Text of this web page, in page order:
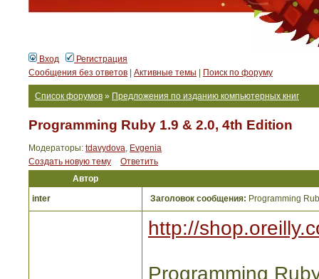
Вход
Регистрация
Сообщения без ответов
Активные темы Поиск по форуму
Список форумов » Предложения по изданию компьютерных книг
Programming Ruby 1.9 & 2.0, 4th Edition
Модераторы: tdavydova, Evgenia
Создать новую тему
Ответить
Автор
inter
Заголовок сообщения: Programming
http://
Programming